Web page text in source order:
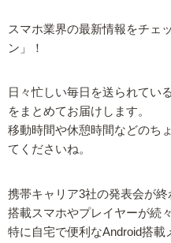
スマホ業界の最新情報をチェ
ン」！
日々忙しい毎日を送られてい
をまとめてお届けします。
移動時間や休憩時間などのち
てくださいね。
携帯キャリア3社の発表会が
搭載スマホやプレイヤーが続
特に自宅で便利なAndroid搭